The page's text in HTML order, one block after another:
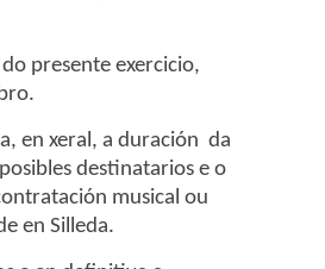
presente exercicio,
en xeral, a duración da
destinatarios e o
musical ou
en Silleda.